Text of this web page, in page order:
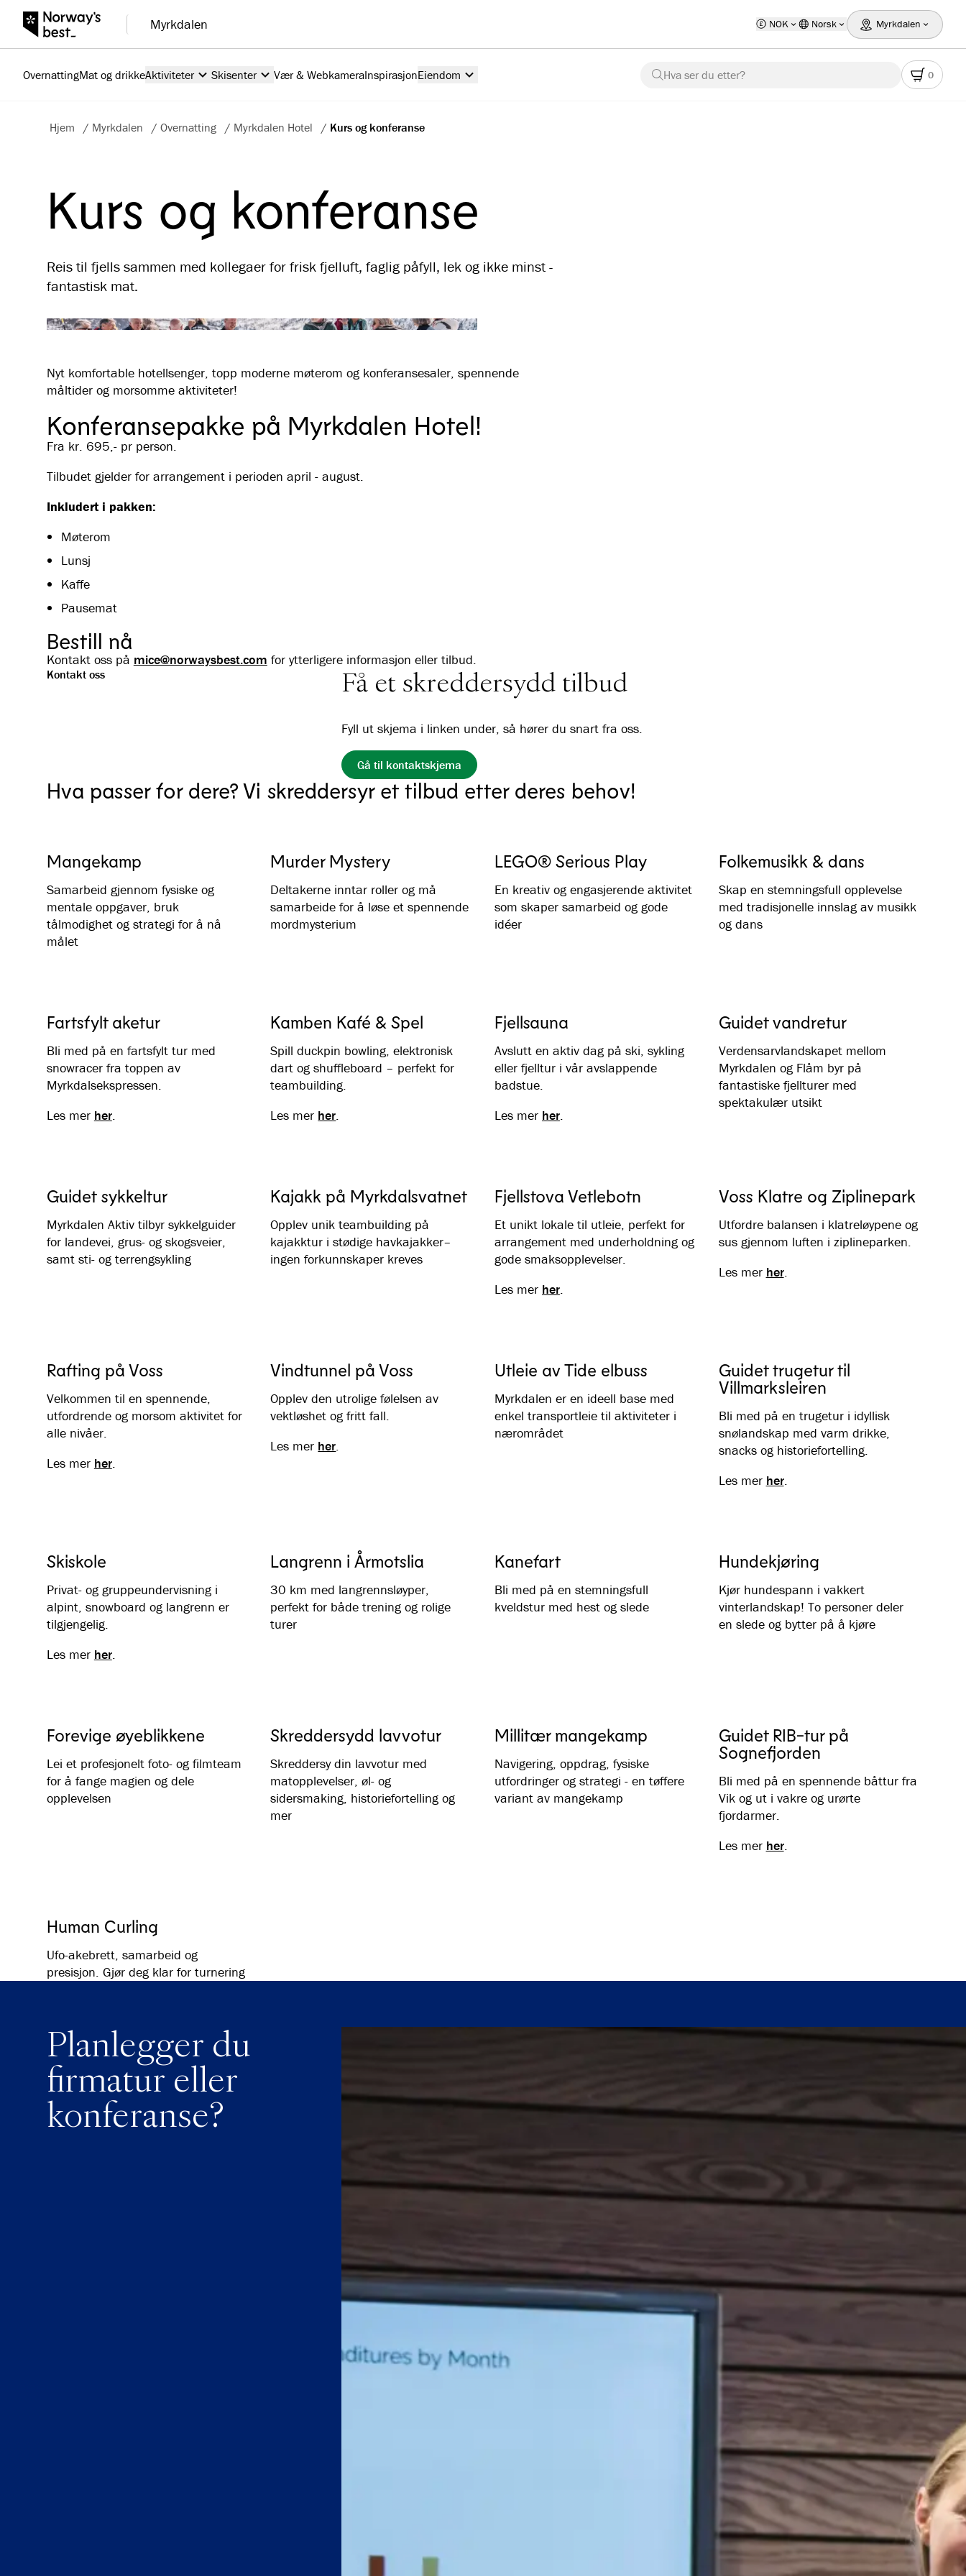
Myrkdalen NOK Norsk Myrkdalen
OvernattingMat og drikkeAktiviteter Skisenter Vær & WebkameraInspirasjonEiendom Hva ser du etter? 0
Hjem / Myrkdalen / Overnatting / Myrkdalen Hotel / Kurs og konferanse
Kurs og konferanse
Reis til fjells sammen med kollegaer for frisk fjelluft, faglig påfyll, lek og ikke minst -
fantastisk mat.
Nyt komfortable hotellsenger, topp moderne møterom og konferansesaler, spennende
måltider og morsomme aktiviteter!
Konferansepakke på Myrkdalen Hotel!
Fra kr. 695,- pr person.
Tilbudet gjelder for arrangement i perioden april - august.
Inkludert i pakken:
Møterom
Lunsj
Kaffe
Pausemat
Bestill nå
Kontakt oss på mice@norwaysbest.com for ytterligere informasjon eller tilbud.
Kontakt oss Få et skreddersydd tilbud
Fyll ut skjema i linken under, så hører du snart fra oss.
Gå til kontaktskjema
Hva passer for dere? Vi skreddersyr et tilbud etter deres behov!
Mangekamp
Samarbeid gjennom fysiske og
mentale oppgaver, bruk
tålmodighet og strategi for å nå
målet
Murder Mystery
Deltakerne inntar roller og må
samarbeide for å løse et spennende
mordmysterium
LEGO® Serious Play
En kreativ og engasjerende aktivitet
som skaper samarbeid og gode
idéer
Folkemusikk & dans
Skap en stemningsfull opplevelse
med tradisjonelle innslag av musikk
og dans
Fartsfylt aketur
Bli med på en fartsfylt tur med
snowracer fra toppen av
Myrkdalsekspressen.
Les mer her.
Kamben Kafé & Spel
Spill duckpin bowling, elektronisk
dart og shuffleboard – perfekt for
teambuilding.
Les mer her.
Fjellsauna
Avslutt en aktiv dag på ski, sykling
eller fjelltur i vår avslappende
badstue.
Les mer her.
Guidet vandretur
Verdensarvlandskapet mellom
Myrkdalen og Flåm byr på
fantastiske fjellturer med
spektakulær utsikt
Guidet sykkeltur
Myrkdalen Aktiv tilbyr sykkelguider
for landevei, grus- og skogsveier,
samt sti- og terrengsykling
Kajakk på Myrkdalsvatnet
Opplev unik teambuilding på
kajakktur i stødige havkajakker–
ingen forkunnskaper kreves
Fjellstova Vetlebotn
Et unikt lokale til utleie, perfekt for
arrangement med underholdning og
gode smaksopplevelser.
Les mer her.
Voss Klatre og Ziplinepark
Utfordre balansen i klatreløypene og
sus gjennom luften i ziplineparken.
Les mer her.
Rafting på Voss
Velkommen til en spennende,
utfordrende og morsom aktivitet for
alle nivåer.
Les mer her.
Vindtunnel på Voss
Opplev den utrolige følelsen av
vektløshet og fritt fall.
Les mer her.
Utleie av Tide elbuss
Myrkdalen er en ideell base med
enkel transportleie til aktiviteter i
nærområdet
Guidet trugetur til
Villmarksleiren
Bli med på en trugetur i idyllisk
snølandskap med varm drikke,
snacks og historiefortelling.
Les mer her.
Skiskole
Privat- og gruppeundervisning i
alpint, snowboard og langrenn er
tilgjengelig.
Les mer her.
Langrenn i Årmotslia
30 km med langrennsløyper,
perfekt for både trening og rolige
turer
Kanefart
Bli med på en stemningsfull
kveldstur med hest og slede
Hundekjøring
Kjør hundespann i vakkert
vinterlandskap! To personer deler
en slede og bytter på å kjøre
Forevige øyeblikkene
Lei et profesjonelt foto- og filmteam
for å fange magien og dele
opplevelsen
Skreddersydd lavvotur
Skreddersy din lavvotur med
matopplevelser, øl- og
sidersmaking, historiefortelling og
mer
Millitær mangekamp
Navigering, oppdrag, fysiske
utfordringer og strategi - en tøffere
variant av mangekamp
Guidet RIB-tur på
Sognefjorden
Bli med på en spennende båttur fra
Vik og ut i vakre og urørte
fjordarmer.
Les mer her.
Human Curling
Ufo-akebrett, samarbeid og
presisjon. Gjør deg klar for turnering
Planlegger du
firmatur eller
konferanse?